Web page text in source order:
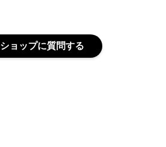
ショップに質問する